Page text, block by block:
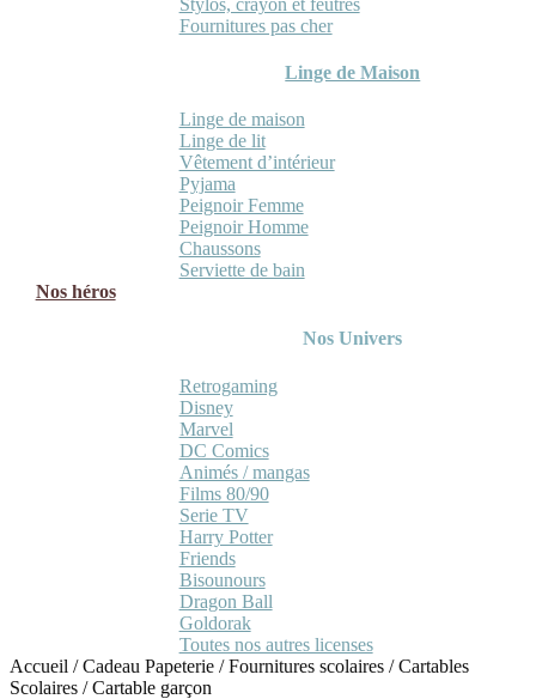
Fournitures pas cher
Linge de Maison
Linge de maison
Linge de lit
Vêtement d’intérieur
Pyjama
Peignoir Femme
Peignoir Homme
Chaussons
Serviette de bain
Nos héros
Nos Univers
Retrogaming
Disney
Marvel
DC Comics
Animés / mangas
Films 80/90
Serie TV
Harry Potter
Friends
Bisounours
Dragon Ball
Goldorak
Toutes nos autres licenses
Accueil /Cadeau Papeterie /Fournitures scolaires /Cartables
Scolaires /Cartable garçon